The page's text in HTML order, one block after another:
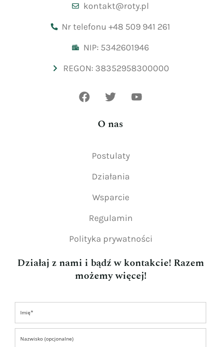
kontakt@roty.pl
Nr telefonu +48 509 941 261
NIP: 5342601946
REGON: 38352958300000
O nas
Postulaty
Działania
Wsparcie
Regulamin
Polityka prywatności
Działaj z nami i bądź w kontakcie! Razem
możemy więcej!